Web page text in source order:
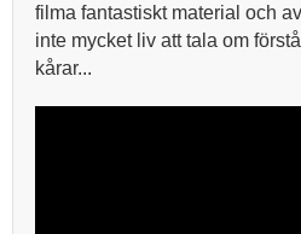
filma fantastiskt material och
inte mycket liv att tala om
kårar...